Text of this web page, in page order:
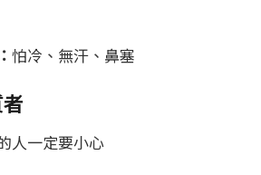
： 怕冷、無汗、鼻塞
人一定要小心